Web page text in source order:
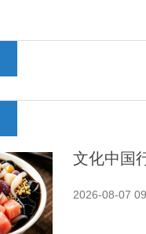
文化中国
2026-08-07